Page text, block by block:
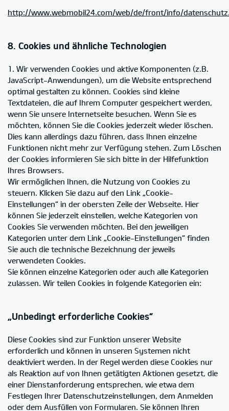
http://www.webmobil24.com/web/de/front/info/
8. Cookies und ähnliche Technologien
1. Wir verwenden Cookies und aktive Komponenten (z.B.
JavaScript-Anwendungen), um die Website entsprechend
optimal gestalten zu können. Cookies sind kleine
Textdateien, die auf Ihrem Computer gespeichert werden,
wenn Sie unsere Internetseite besuchen. Wenn Sie es
möchten, können Sie die Cookies jederzeit wieder löschen.
Dies kann allerdings dazu führen, dass Ihnen einzelne
Funktionen nicht mehr zur Verfügung stehen. Zum Löschen
der Cookies informieren Sie sich bitte in der Hilfefunktion
Ihres Browsers.
Wir ermöglichen Ihnen, die Nutzung von Cookies zu
steuern. Klicken Sie dazu auf den Link „Cookie-
Einstellungen“ in der obersten Zeile der Webseite. Hier
können Sie jederzeit einstellen, welche Kategorien von
Cookies Sie verwenden möchten. Bei den jeweiligen
Kategorien unter dem Link „Cookie-Einstellungen“ finden
Sie auch die technische Bezeichnung der jeweils
verwendeten Cookies.
Sie können einzelne Kategorien oder auch alle Kategorien
zulassen. Wir teilen Cookies in folgende Kategorien ein:
„Unbedingt erforderliche Cookies“
Diese Cookies sind zur Funktion unserer Website
erforderlich und können in unseren Systemen nicht
deaktiviert werden. In der Regel werden diese Cookies nur
als Reaktion auf von Ihnen getätigten Aktionen gesetzt, die
einer Dienstanforderung entsprechen, wie etwa dem
Festlegen Ihrer Datenschutzeinstellungen, dem Anmelden
oder dem Ausfüllen von Formularen. Sie können Ihren